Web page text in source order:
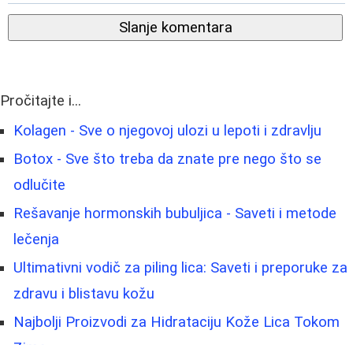
Slanje komentara
Pročitajte i...
Kolagen - Sve o njegovoj ulozi u lepoti i zdravlju
Botox - Sve što treba da znate pre nego što se
odlučite
Rešavanje hormonskih bubuljica - Saveti i metode
lečenja
Ultimativni vodič za piling lica: Saveti i preporuke za
zdravu i blistavu kožu
Najbolji Proizvodi za Hidrataciju Kože Lica Tokom